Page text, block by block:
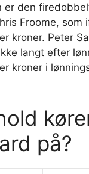
er den
Froome, som
kroner. Peter
langt efter
kroner i
på?